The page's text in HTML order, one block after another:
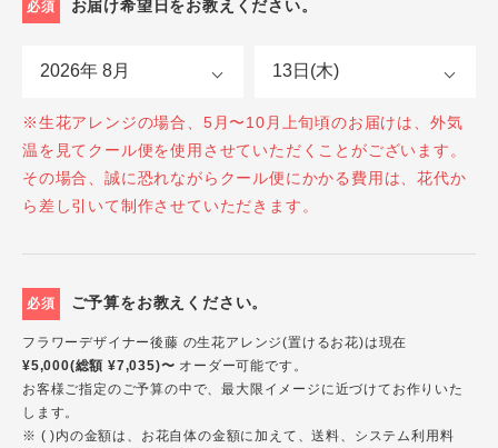
必須 お届け希望日をお教えください。
※生花アレンジの場合、5月〜10月上旬頃のお届けは、外気
温を見てクール便を使用させていただくことがございます。
その場合、誠に恐れながらクール便にかかる費用は、花代か
ら差し引いて制作させていただきます。
必須 ご予算をお教えください。
フラワーデザイナー後藤 の生花アレンジ(置けるお花)は現在
¥5,000(総額 ¥7,035)〜 オーダー可能です。
お客様ご指定のご予算の中で、最大限イメージに近づけてお作りいた
します。
※ ( )内の金額は、お花自体の金額に加えて、送料、システム利用料